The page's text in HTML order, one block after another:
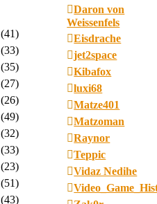
(41)
(33)
(35)
(27)
(26)
(49)
(32)
(33)
(23)
(51)
(43)
Daron von
Weissenfels
Eisdrache
jet2space
Kibafox
luxi68
Matze401
Matzoman
Raynor
Teppic
Vidaz Nedihe